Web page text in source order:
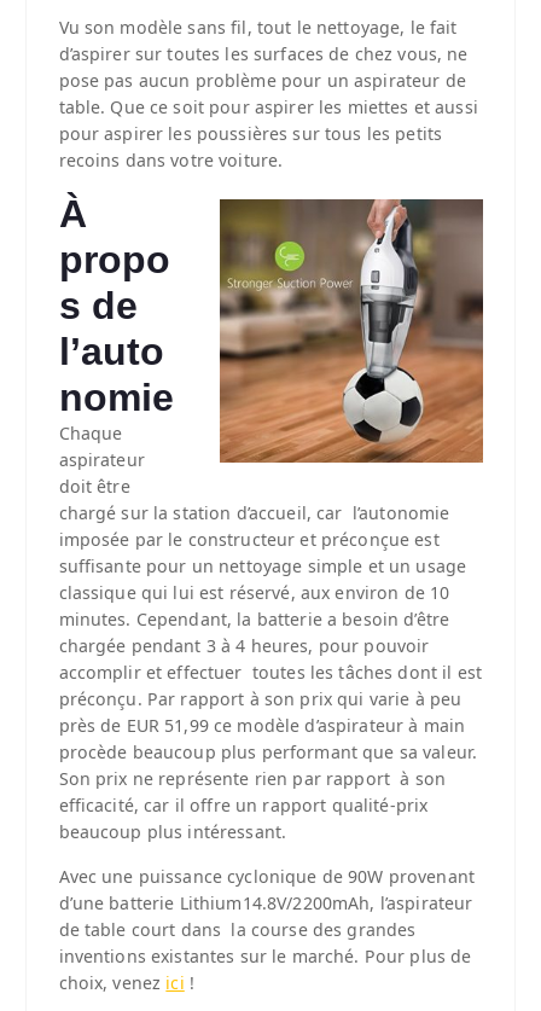
Vu son modèle sans fil, tout le nettoyage, le fait
d’aspirer sur toutes les surfaces de chez vous, ne
pose pas aucun problème pour un aspirateur de
table. Que ce soit pour aspirer les miettes et aussi
pour aspirer les poussières sur tous les petits
recoins dans votre voiture.
À
propo
s de
l’auto
nomie
Chaque
aspirateur
doit être
chargé sur la station d’accueil, car l’autonomie
imposée par le constructeur et préconçue est
suffisante pour un nettoyage simple et un usage
classique qui lui est réservé, aux environ de 10
minutes. Cependant, la batterie a besoin d’être
chargée pendant 3 à 4 heures, pour pouvoir
accomplir et effectuer toutes les tâches dont il est
préconçu. Par rapport à son prix qui varie à peu
près de EUR 51,99 ce modèle d’aspirateur à main
procède beaucoup plus performant que sa valeur.
Son prix ne représente rien par rapport à son
efficacité, car il offre un rapport qualité-prix
beaucoup plus intéressant.
Avec une puissance cyclonique de 90W provenant
d’une batterie Lithium14.8V/2200mAh, l’aspirateur
de table court dans la course des grandes
inventions existantes sur le marché. Pour plus de
choix, venez ici !